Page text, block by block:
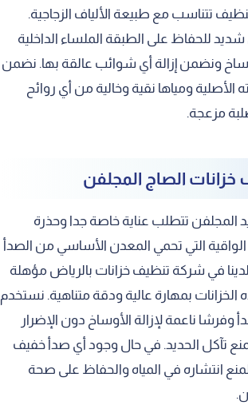
تتناسب مع طبيعة الألياف الزجاجية.
للحفاظ على الطبقة الملساء الداخلية
ونضمن إزالة أي شوائب عالقة بها. نضمن
الأصلية ومياها نقية وخالية من أي روائح
مزعجة.
خزانات الصاج المجلفن
المجلفن تتطلب عناية خاصة جدا وحذرة
التي تحمي المعدن الأساسي من الصدأ
في شركة تنظيف خزانات بالرياض مؤهلة
الخزانات بمهارة عالية ودقة متناهية. نستخدم
ناعمة لإزالة الأوساخ دون الإضرار
تآكل الحديد. في حال وجود أي صدأ خفيف
انتشاره في المياه والحفاظ على صحة